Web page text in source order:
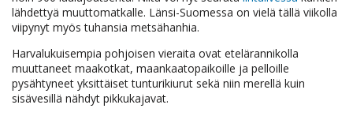
lähdettyä muuttomatkalle. Länsi-Suomessa on vielä tällä viikolla
viipynyt myös tuhansia metsähanhia.
Harvalukuisempia pohjoisen vieraita ovat etelärannikolla
muuttaneet maakotkat, maankaatopaikoille ja pelloille
pysähtyneet yksittäiset tunturikiurut sekä niin merellä kuin
sisävesillä nähdyt pikkukajavat.